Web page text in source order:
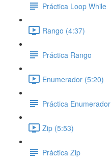
Práctica Loop While
Rango (4:37)
Práctica Rango
Enumerador (5:20)
Práctica Enumerador
Zip (5:53)
Práctica Zip